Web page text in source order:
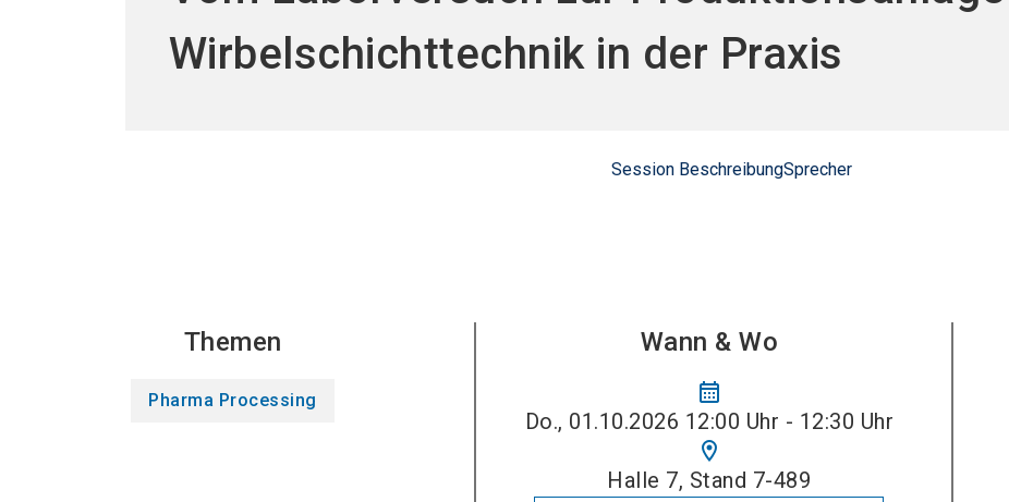
Wirbelschichttechnik in der Praxis
Session BeschreibungSprecher
Themen
Pharma Processing
Wann & Wo
calendar_month
Do., 01.10.2026 12:00 Uhr - 12:30 Uhr
location_on
Halle 7, Stand 7-489